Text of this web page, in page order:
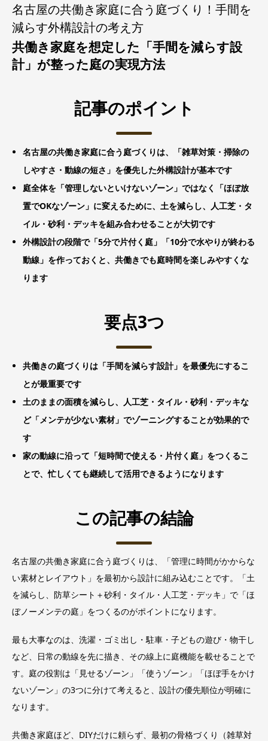
名古屋の共働き家庭に合う庭づくり！手間を
減らす外構設計の考え方
共働き家庭を想定した「手間を減らす設
計」が整った庭の実現方法
記事のポイント
名古屋の共働き家庭に合う庭づくりは、「雑草対策・掃除の
しやすさ・動線の短さ」を優先した外構設計が基本です
庭全体を「管理しないといけないゾーン」ではなく「ほぼ放
置でOKなゾーン」に変えるために、土を減らし、人工芝・タ
イル・砂利・デッキを組み合わせることが大切です
外構設計の段階で「5分で片付く庭」「10分で水やりが終わる
動線」を作っておくと、共働きでも庭時間を楽しみやすくな
ります
要点3つ
共働きの庭づくりは「手間を減らす設計」を最優先にするこ
とが最重要です
土のままの面積を減らし、人工芝・タイル・砂利・デッキな
ど「メンテが少ない素材」でゾーニングすることが効果的で
す
家の動線に沿って「短時間で使える・片付く庭」をつくるこ
とで、忙しくても継続して活用できるようになります
この記事の結論
名古屋の共働き家庭に合う庭づくりは、「管理に時間がかからな
い素材とレイアウト」を最初から設計に組み込むことです。「土
を減らし、防草シート＋砂利・タイル・人工芝・デッキ」で「ほ
ぼノーメンテの庭」をつくるのがポイントになります。
最も大事なのは、洗濯・ゴミ出し・駐車・子どもの遊び・物干し
など、日常の動線を先に描き、その線上に庭機能を載せることで
す。庭の役割は「見せるゾーン」「使うゾーン」「ほぼ手をかけ
ないゾーン」の3つに分けて考えると、設計の優先順位が明確に
なります。
共働き家庭ほど、DIYだけに頼らず、最初の骨格づくり（雑草対